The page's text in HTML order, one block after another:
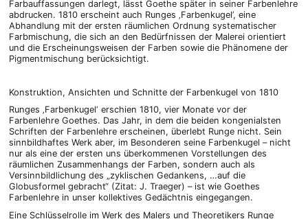
Farbauffassungen darlegt, lässt Goethe später in seiner Farbenlehre
abdrucken. 1810 erscheint auch Runges ‚Farbenkugel’, eine
Abhandlung mit der ersten räumlichen Ordnung systematischer
Farbmischung, die sich an den Bedürfnissen der Malerei orientiert
und die Erscheinungsweisen der Farben sowie die Phänomene der
Pigmentmischung berücksichtigt.
Konstruktion, Ansichten und Schnitte der Farbenkugel von 1810
Runges ‚Farbenkugel‘ erschien 1810, vier Monate vor der
Farbenlehre Goethes. Das Jahr, in dem die beiden kongenialsten
Schriften der Farbenlehre erscheinen, überlebt Runge nicht. Sein
sinnbildhaftes Werk aber, im Besonderen seine Farbenkugel – nicht
nur als eine der ersten uns überkommenen Vorstellungen des
räumlichen Zusammenhangs der Farben, sondern auch als
Versinnbildlichung des „zyklischen Gedankens, …auf die
Globusformel gebracht“ (Zitat: J. Traeger) – ist wie Goethes
Farbenlehre in unser kollektives Gedächtnis eingegangen.
Eine Schlüsselrolle im Werk des Malers und Theoretikers Runge